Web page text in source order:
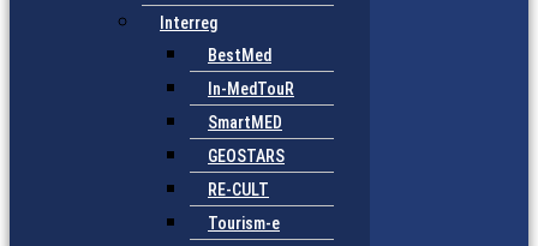
Interreg
BestMed
In-MedTouR
SmartMED
GEOSTARS
RE-CULT
Tourism-e